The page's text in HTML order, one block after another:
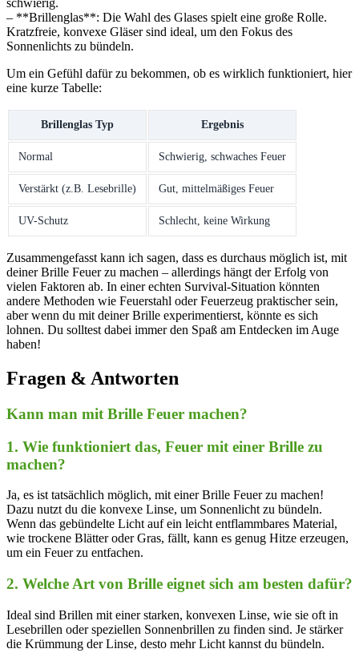
schwierig.
– ⁤**Brillenglas**: Die⁢ Wahl des ‌Glases spielt eine große Rolle.
Kratzfreie, konvexe Gläser⁢ sind⁣ ideal, um den Fokus des
Sonnenlichts zu bündeln.
Um ein Gefühl dafür zu bekommen, ob es wirklich funktioniert, hier
eine kurze Tabelle:
Brillenglas Typ Ergebnis
Normal Schwierig, schwaches Feuer
Verstärkt (z.B. Lesebrille) Gut, mittelmäßiges ⁢Feuer
UV-Schutz Schlecht, ⁣keine Wirkung
Zusammengefasst kann ich sagen, dass es durchaus möglich ist, mit
‌deiner Brille Feuer zu machen – allerdings hängt der Erfolg⁣ von
vielen Faktoren ab. In einer echten Survival-Situation könnten
andere Methoden wie Feuerstahl oder Feuerzeug praktischer⁢ sein,
aber wenn du mit deiner Brille experimentierst, könnte ‍es sich
lohnen. Du solltest dabei immer⁢ den Spaß am Entdecken im Auge
haben!
Fragen & Antworten
Kann man mit Brille Feuer machen?
1. Wie funktioniert das, Feuer ⁣mit ​einer Brille⁤ zu
machen?
Ja, es ​ist tatsächlich möglich, mit einer Brille Feuer zu ​machen!
Dazu nutzt du die ​konvexe Linse, um Sonnenlicht zu ​bündeln.
Wenn das gebündelte Licht ⁣auf ein leicht entflammbares Material,​
wie trockene Blätter oder Gras, fällt, kann es genug Hitze erzeugen,
um ein Feuer zu entfachen.
2. Welche Art von Brille eignet sich am besten⁢ dafür?
Ideal sind Brillen mit einer starken, konvexen Linse, wie sie‌ oft in
Lesebrillen oder speziellen Sonnenbrillen zu finden sind. Je stärker
die Krümmung der Linse, desto mehr Licht ‍kannst du bündeln.